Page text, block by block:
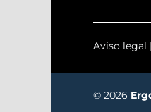
Aviso legal |
© 2026